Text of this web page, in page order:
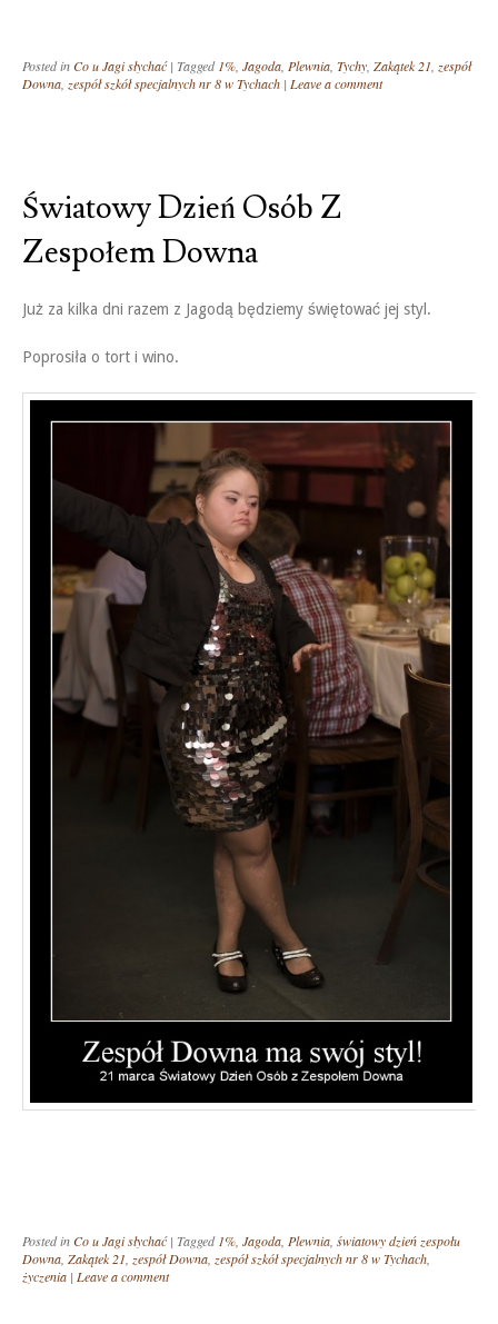
Posted inCo u Jagi słychać | Tagged1%, Jagoda, Plewnia, Tychy, Zakątek 21, zespół
Downa, zespół szkół specjalnych nr 8 w Tychach | Leave a comment
Światowy Dzień Osób Z
Zespołem Downa
Już za kilka dni razem z Jagodą będziemy świętować jej styl.
Poprosiła o tort i wino.
Posted inCo u Jagi słychać | Tagged 1% Jagoda Plewnia światowy dzień zespołu
Downa Zakątek 21 zespół Downa zespół szkół specjalnych nr 8 w Tychach
życzenia | Leave a comment